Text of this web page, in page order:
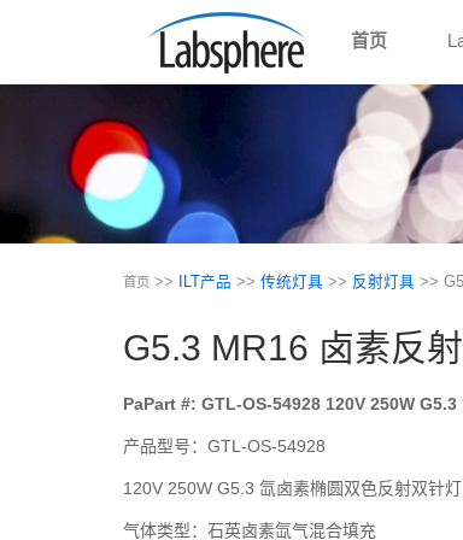
首页
首页 >> ILT产品 >> 传统灯具 >> 反射灯具 >>
G5.3 MR16 卤素反
PaPart #: GTL-OS-54928 120V 250W G5.3
产品型号：GTL-OS-54928
120V 250W G5.3 氙卤素椭圆双色反射双针灯
气体类型：石英卤素氙气混合填充